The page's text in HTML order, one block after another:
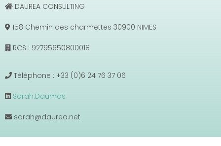
DAUREA CONSULTING
158 Chemin des charmettes 30900 NIMES
RCS : 92795650800018
Téléphone : +33 (0)6 24 76 37 06
Sarah.Daumas
sarah@daurea.net